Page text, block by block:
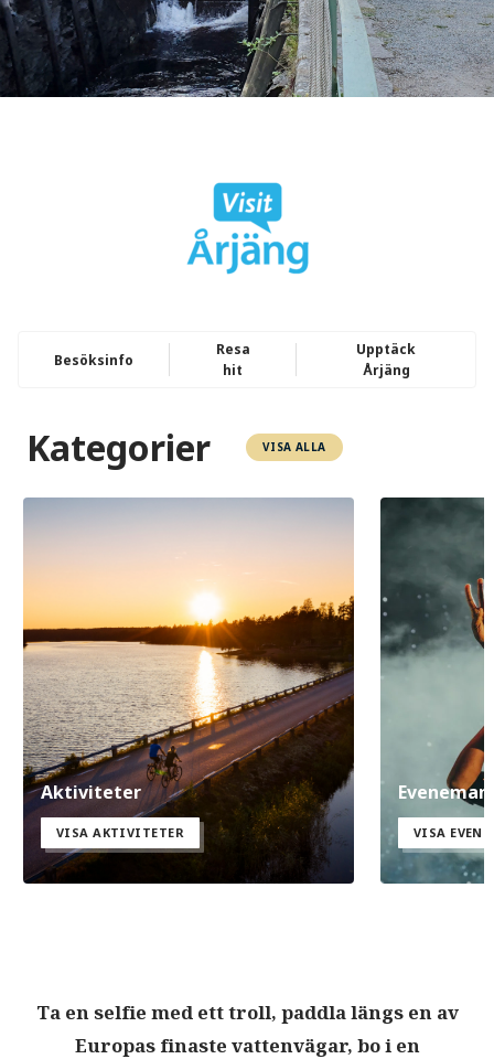
Besöksinfo
Resa
hit
Upptäck
Årjäng
Kategorier VISA ALLA
Aktiviteter
VISA AKTIVITETER VISA
Ta en selfie med ett troll, paddla längs en av
Europas finaste vattenvägar, bo i en